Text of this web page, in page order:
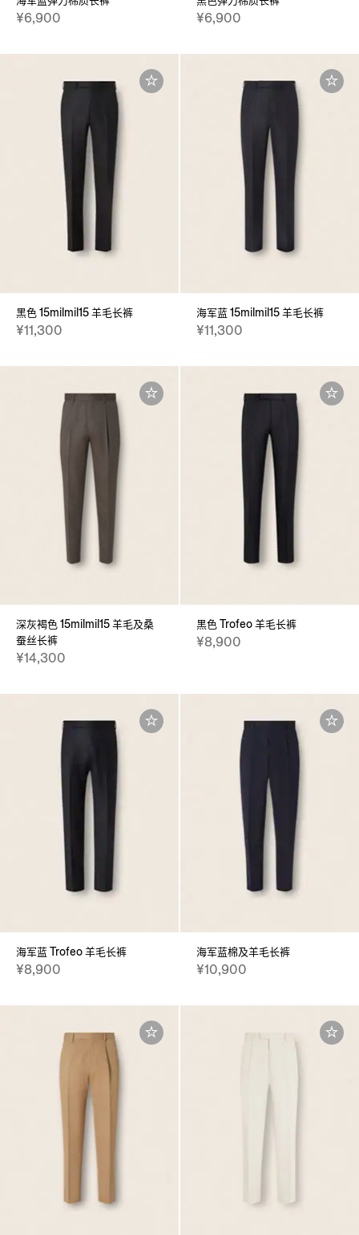
¥6,900 ¥6,900
黑色 15milmil15 羊毛长裤
¥11,300
海军蓝 15milmil15 羊毛长裤
¥11,300
深灰褐色 15milmil15 羊毛及桑
蚕丝长裤
¥14,300
黑色 Trofeo 羊毛长裤
¥8,900
海军蓝 Trofeo 羊毛长裤
¥8,900
海军蓝棉及羊毛长裤
¥10,900